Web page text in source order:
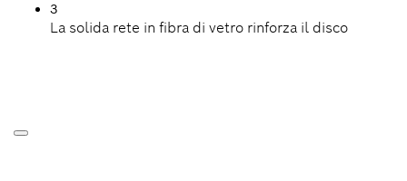
3
La solida rete in fibra di vetro rinforza il disco